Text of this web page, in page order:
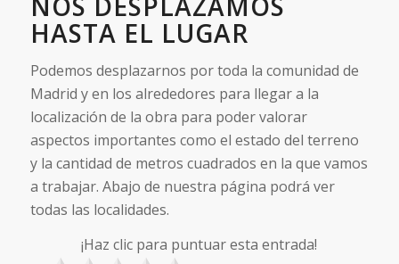
HASTA EL LUGAR
Podemos desplazarnos por toda la comunidad de
Madrid y en los alrededores para llegar a la
localización de la obra para poder valorar
aspectos importantes como el estado del terreno
y la cantidad de metros cuadrados en la que vamos
a trabajar. Abajo de nuestra página podrá ver
todas las localidades.
¡Haz clic para puntuar esta entrada!